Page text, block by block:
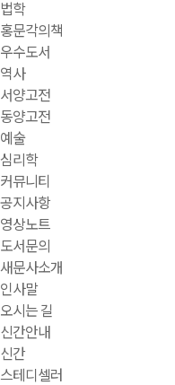
법학
홍문각의책
우수도서
역사
서양고전
동양고전
예술
심리학
커뮤니티
공지사항
영상노트
도서문의
새문사소개
인사말
오시는 길
신간안내
신간
스테디셀러